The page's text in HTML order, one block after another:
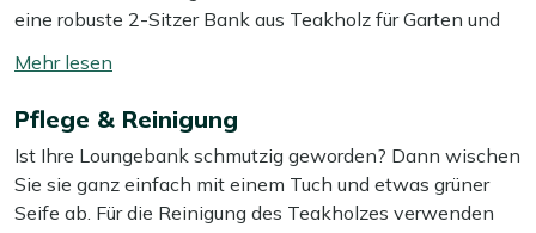
eine robuste 2-Sitzer Bank aus Teakholz für Garten und
Personen viel Platz oder eine komfortable Liegefläche für
eine Person. Das Teakholz in „Old Teak Greywash“ sorgt
für eine ruhige, zeitlose Optik, die sich leicht mit anderen
Gartenmöbeln kombinieren lässt. Die graumelierten
Kissen sind im Lieferumfang enthalten und bieten
weichen Sitzkomfort für längeres Sitzen im
umschalten
Pflege & Reinigung
Ist Ihre Loungebank schmutzig geworden? Dann wischen
Sie sie ganz einfach mit einem Tuch und etwas grüner
Seife ab. Für die Reinigung des Teakholzes verwenden